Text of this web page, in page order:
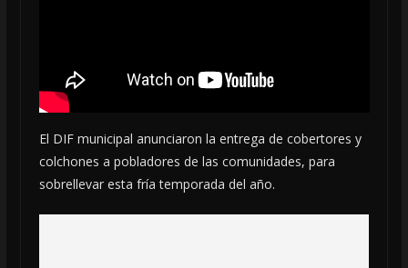
El DIF municipal anunciaron la entrega de cobertores y
colchones a pobladores de las comunidades, para
sobrellevar esta fría temporada del año.